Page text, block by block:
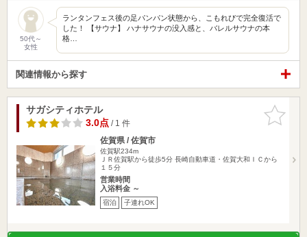
50代～
女性
ランタンフェス後の足パンパン状態から、こもれびで完全復活で
した！ 【サウナ】 ハナサウナの没入感と、バレルサウナの本
格…
関連情報から探す
お気に入
りに追加
サガシティホテル
3.0点/ 1 件
佐賀県 / 佐賀市
佐賀駅234m
ＪＲ佐賀駅から徒歩5分 長崎自動車道・佐賀大和ＩＣから
１５分
営業時間
入浴料金 ～
宿泊 子連れOK